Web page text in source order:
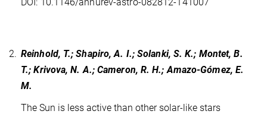
2. Reinhold, T.; Shapiro, A. I.; Solanki, S. K.; Montet, B.
T.; Krivova, N. A.; Cameron, R. H.; Amazo-Gómez, E.
M.
The Sun is less active than other solar-like stars